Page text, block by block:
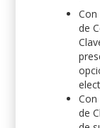
Con
de
Con
de